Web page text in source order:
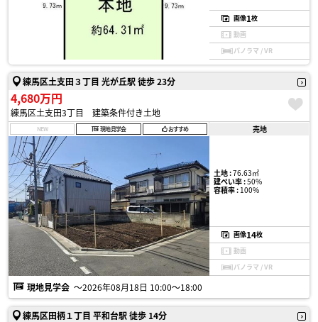
画像1枚
動画
パノラマ / VR
練馬区土支田３丁目 光が丘駅 徒歩 23分
4,680万円
練馬区土支田3丁目 建築条件付き土地
NEW 現地見学会 おすすめ 売地
土地 :76.63㎡
建ぺい率 :50%
容積率 :100%
画像14枚
動画
パノラマ / VR
現地見学会 〜2026年08月18日 10:00〜18:00
練馬区田柄１丁目 平和台駅 徒歩 14分